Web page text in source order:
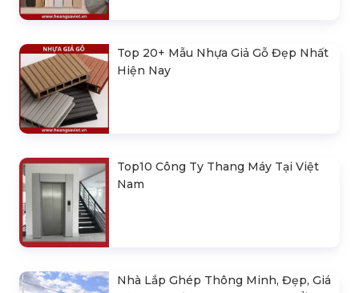
Top 20+ Mẫu Nhựa Giả Gỗ Đẹp Nhất
Hiện Nay
Top10 Công Ty Thang Máy Tại Việt
Nam
Nhà Lắp Ghép Thông Minh, Đẹp, Giá